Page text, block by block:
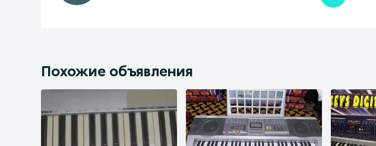
Похожие объявления